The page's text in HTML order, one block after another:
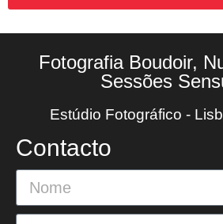
Fotografia Boudoir,
Sessões
Estúdio Fotográfico -
Contacto